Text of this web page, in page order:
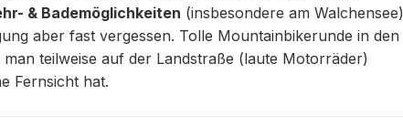
& Bademöglichkeiten (insbesondere am Walchensee)
aber fast vergessen. Tolle Mountainbikerunde in den
teilweise auf der Landstraße (laute Motorräder)
Fernsicht hat.